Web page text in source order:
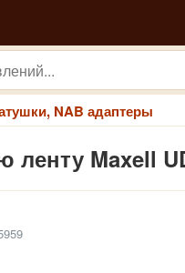
NAB адаптеры
Maxell